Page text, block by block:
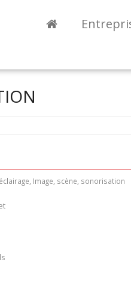
éclairage Image scène sonorisation